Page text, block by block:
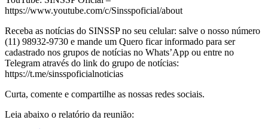
https://www.youtube.com/c/Sinsspoficial/about
Receba as notícias do SINSSP no seu celular: salve o nosso número
(11) 98932-9730 e mande um Quero ficar informado para ser
cadastrado nos grupos de notícias no Whats’App ou entre no
Telegram através do link do grupo de notícias:
https://t.me/sinsspoficialnoticias
Curta, comente e compartilhe as nossas redes sociais.
Leia abaixo o relatório da reunião: